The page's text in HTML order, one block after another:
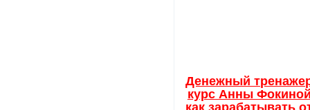
Денежный
курс Анны
как зарабатывать